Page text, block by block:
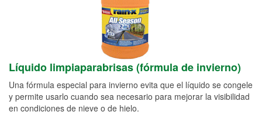
Líquido limpiaparabrisas (fórmula de invierno)
Una fórmula especial para invierno evita que el líquido se congele
y permite usarlo cuando sea necesario para mejorar la visibilidad
en condiciones de nieve o de hielo.